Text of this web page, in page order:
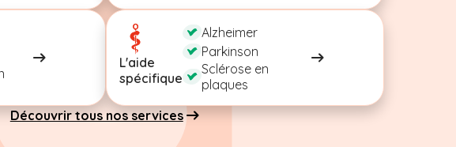
L'aide
spécifique
Alzheimer
Parkinson
Sclérose en
plaques
Découvrir tous nos services